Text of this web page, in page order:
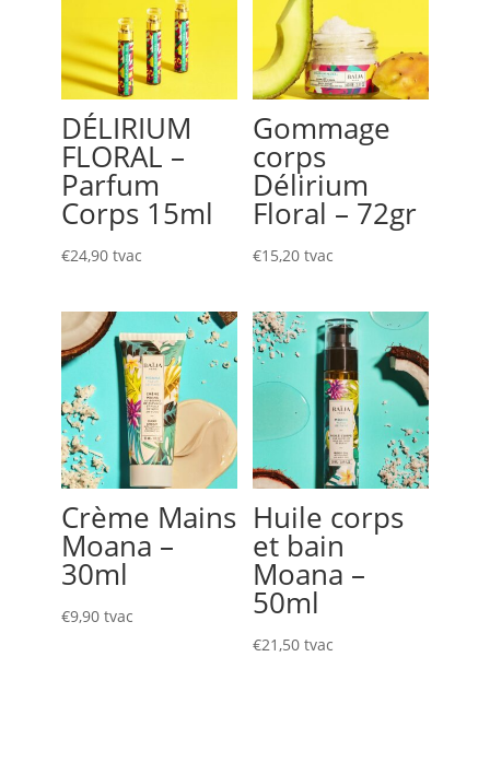
DÉLIRIUM
FLORAL –
Parfum
Corps 15ml
€24,90 tvac
Gommage
corps
Délirium
Floral – 72gr
€15,20 tvac
Crème Mains
Moana –
30ml
€9,90 tvac
Huile corps
et bain
Moana –
50ml
€21,50 tvac